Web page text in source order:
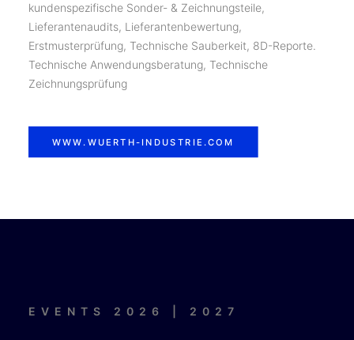
kundenspezifische Sonder- & Zeichnungsteile,
Lieferantenaudits, Lieferantenbewertung,
Erstmusterprüfung, Technische Sauberkeit, 8D-Reporte.
Technische Anwendungsberatung, Technische
Zeichnungsprüfung
WWW.WUERTH-INDUSTRIE.COM
EVENTS 2026 | 2027